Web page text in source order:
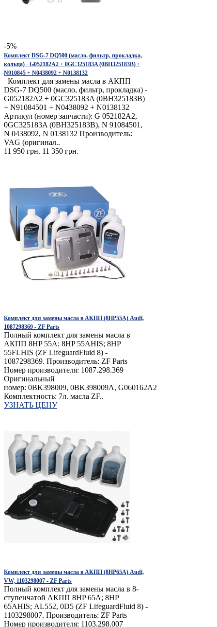
-5%
Комплект DSG-7 DQ500 (масло, фильтр, прокладка,
кольца) - G052182A2 + 0GC325183A (0BH325183B) +
N910845 + N0438092 + N0138132
Комплект для замены масла в АКПП
DSG-7 DQ500 (масло, фильтр, прокладка) -
G052182A2 + 0GC325183A (0BH325183B)
+ N91084501 + N0438092 + N0138132
Артикул (номер запчасти): G 052182A2,
0GC325183A (0BH325183B), N 91084501,
N 0438092, N 0138132 Производитель:
VAG (оригинал..
11 950 грн. 11 350 грн.
Комплект для замены масла в АКПП (8HP55A) Audi,
1087298369 - ZF Parts
Полный комплект для замены масла в
АКПП 8HP 55A; 8HP 55AHIS; 8HP
55FLHIS (ZF LifeguardFluid 8) -
1087298369. Производитель: ZF Parts
Номер производителя: 1087.298.369
Оригинальный
номер: 0BK398009, 0BK398009A, G060162A2
Комплектность: 7л. масла ZF..
УЗНАТЬ ЦЕНУ
Комплект для замены масла в АКПП (8HP65A) Audi,
VW, 1103298007 - ZF Parts
Полный комплект для замены масла в 8-
ступенчатой АКПП 8HP 65A; 8HP
65AHIS; AL552, 0D5 (ZF LifeguardFluid 8) -
1103298007. Производитель: ZF Parts
Номер производителя: 1103.298.007